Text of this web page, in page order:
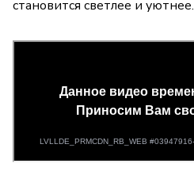
становится светлее и уютнее.